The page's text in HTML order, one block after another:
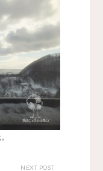
NEXT POST